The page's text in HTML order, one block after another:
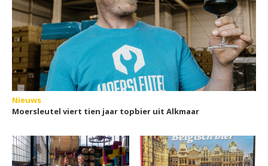
Nieuws
Moersleutel viert tien jaar topbier uit Alkmaar